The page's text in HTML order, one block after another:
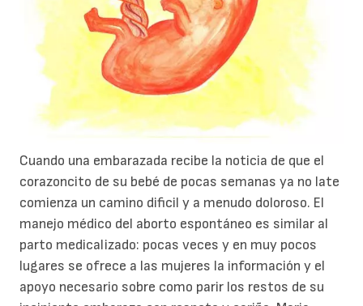
Cuando una embarazada recibe la noticia de que el
corazoncito de su bebé de pocas semanas ya no late
comienza un camino dificil y a menudo doloroso. El
manejo médico del aborto espontáneo es similar al
parto medicalizado: pocas veces y en muy pocos
lugares se ofrece a las mujeres la información y el
apoyo necesario sobre como parir los restos de su